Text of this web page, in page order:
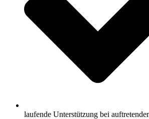
laufende Unterstützung bei